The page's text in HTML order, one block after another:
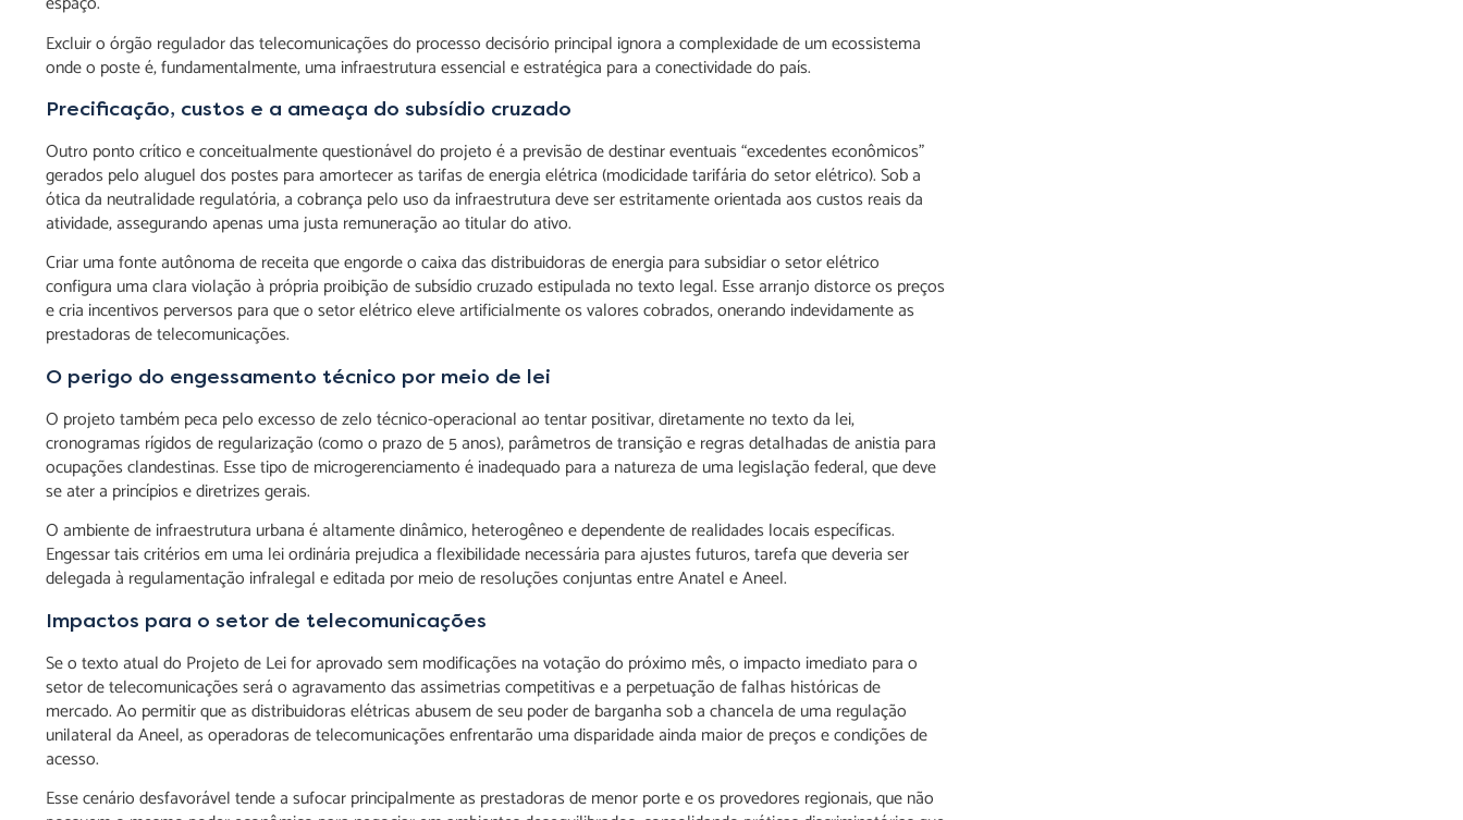
Excluir o órgão regulador das telecomunicações do processo decisório principal ignora a complexidade de um ecossistema
onde o poste é, fundamentalmente, uma infraestrutura essencial e estratégica para a conectividade do país.
Precificação, custos e a ameaça do subsídio cruzado
Outro ponto crítico e conceitualmente questionável do projeto é a previsão de destinar eventuais “excedentes econômicos”
gerados pelo aluguel dos postes para amortecer as tarifas de energia elétrica (modicidade tarifária do setor elétrico). Sob a
ótica da neutralidade regulatória, a cobrança pelo uso da infraestrutura deve ser estritamente orientada aos custos reais da
atividade, assegurando apenas uma justa remuneração ao titular do ativo.
Criar uma fonte autônoma de receita que engorde o caixa das distribuidoras de energia para subsidiar o setor elétrico
configura uma clara violação à própria proibição de subsídio cruzado estipulada no texto legal. Esse arranjo distorce os preços
e cria incentivos perversos para que o setor elétrico eleve artificialmente os valores cobrados, onerando indevidamente as
prestadoras de telecomunicações.
O perigo do engessamento técnico por meio de lei
O projeto também peca pelo excesso de zelo técnico-operacional ao tentar positivar, diretamente no texto da lei,
cronogramas rígidos de regularização (como o prazo de 5 anos), parâmetros de transição e regras detalhadas de anistia para
ocupações clandestinas. Esse tipo de microgerenciamento é inadequado para a natureza de uma legislação federal, que deve
se ater a princípios e diretrizes gerais.
O ambiente de infraestrutura urbana é altamente dinâmico, heterogêneo e dependente de realidades locais específicas.
Engessar tais critérios em uma lei ordinária prejudica a flexibilidade necessária para ajustes futuros, tarefa que deveria ser
delegada à regulamentação infralegal e editada por meio de resoluções conjuntas entre Anatel e Aneel.
Impactos para o setor de telecomunicações
Se o texto atual do Projeto de Lei for aprovado sem modificações na votação do próximo mês, o impacto imediato para o
setor de telecomunicações será o agravamento das assimetrias competitivas e a perpetuação de falhas históricas de
mercado. Ao permitir que as distribuidoras elétricas abusem de seu poder de barganha sob a chancela de uma regulação
unilateral da Aneel, as operadoras de telecomunicações enfrentarão uma disparidade ainda maior de preços e condições de
acesso.
Esse cenário desfavorável tende a sufocar principalmente as prestadoras de menor porte e os provedores regionais, que não